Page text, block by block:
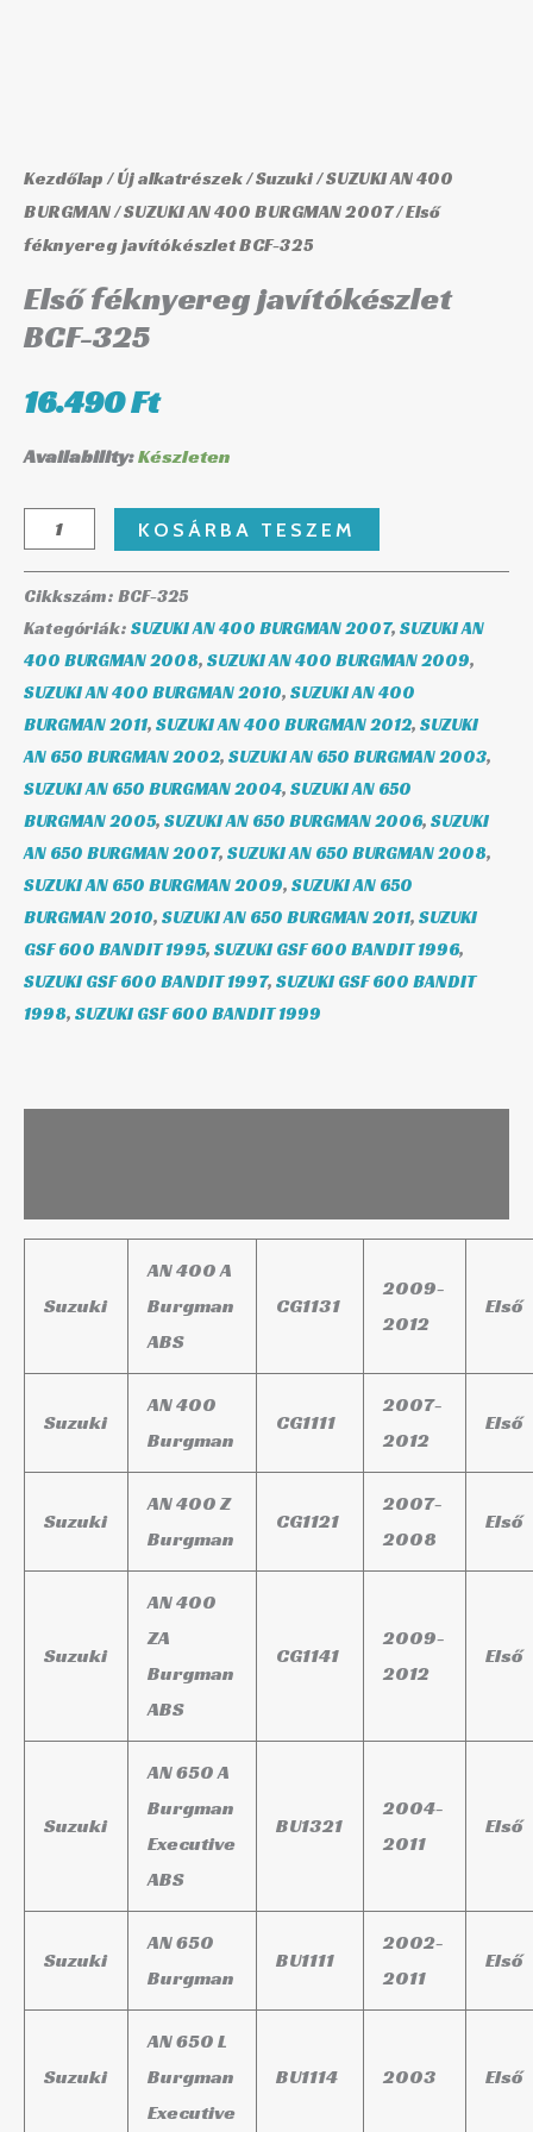
Kezdőlap/Új alkatrészek/Suzuki/SUZUKI AN 400
BURGMAN/SUZUKI AN 400 BURGMAN 2007/ Első
féknyereg javítókészlet BCF-325
Első féknyereg javítókészlet
BCF-325
16.490Ft
Availability:Készleten
KOSÁRBA TESZEM
Cikkszám: BCF-325
Kategóriák: SUZUKI AN 400 BURGMAN 2007, SUZUKI AN
400 BURGMAN 2008, SUZUKI AN 400 BURGMAN 2009,
SUZUKI AN 400 BURGMAN 2010, SUZUKI AN 400
BURGMAN 2011, SUZUKI AN 400 BURGMAN 2012, SUZUKI
AN 650 BURGMAN 2002, SUZUKI AN 650 BURGMAN 2003,
SUZUKI AN 650 BURGMAN 2004, SUZUKI AN 650
BURGMAN 2005, SUZUKI AN 650 BURGMAN 2006, SUZUKI
AN 650 BURGMAN 2007, SUZUKI AN 650 BURGMAN 2008,
SUZUKI AN 650 BURGMAN 2009, SUZUKI AN 650
BURGMAN 2010, SUZUKI AN 650 BURGMAN 2011, SUZUKI
GSF 600 BANDIT 1995, SUZUKI GSF 600 BANDIT 1996,
SUZUKI GSF 600 BANDIT 1997, SUZUKI GSF 600 BANDIT
1998, SUZUKI GSF 600 BANDIT 1999
Suzuki
AN 400 A
Burgman
ABS
CG1131
2009-
2012
Első
Suzuki
AN 400
Burgman
CG1111
2007-
2012
Első
Suzuki
AN 400 Z
Burgman
CG1121
2007-
2008
Első
Suzuki
AN 400
ZA
Burgman
ABS
CG1141
2009-
2012
Első
Suzuki
AN 650 A
Burgman
Executive
ABS
BU1321
2004-
2011
Első
Suzuki
AN 650
Burgman
BU1111
2002-
2011
Első
Suzuki
AN 650 L
Burgman
Executive
BU1114 2003 Első